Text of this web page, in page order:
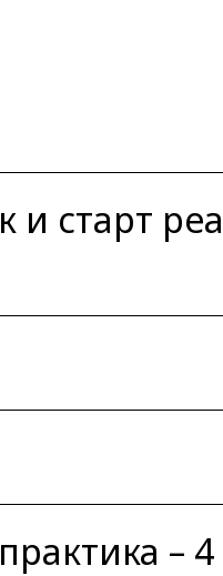
и старт
– 4